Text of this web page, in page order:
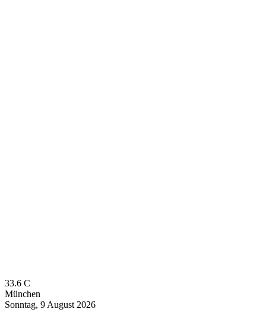
33.6 C
München
Sonntag, 9 August 2026